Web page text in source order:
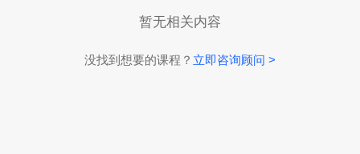
暂无相关内容
没找到想要的课程？ 立即咨询顾问 >